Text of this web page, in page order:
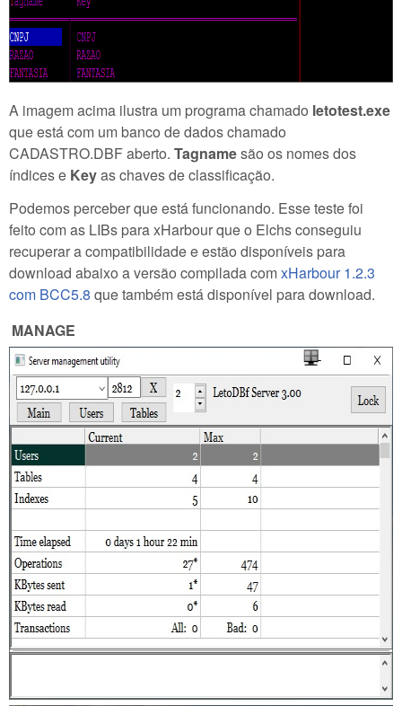
A imagem acima ilustra um programa chamado letotest.exe
que está com um banco de dados chamado
CADASTRO.DBF aberto. Tagnamesão os nomes dos
índices e Keyas chaves de classificação.
Podemos perceber que está funcionando. Esse teste foi
feito com as LIBs para xHarbour que o Elchs conseguiu
recuperar a compatibilidade e estão disponíveis para
download abaixo a versão compilada comxHarbour 1.2.3
com BCC5.8 que também está disponível para download.
MANAGE